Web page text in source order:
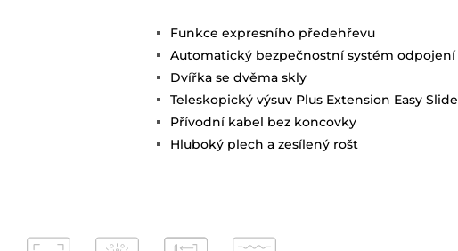
Funkce expresního předehřevu
Automatický bezpečnostní systém odpojení
Dvířka se dvěma skly
Teleskopický výsuv Plus Extension Easy Slide
Přívodní kabel bez koncovky
Hluboký plech a zesílený rošt